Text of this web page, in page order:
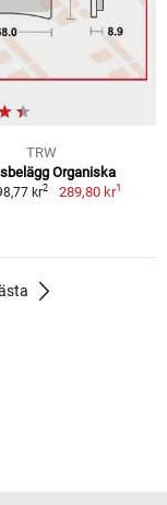
TRW
Organiska
kr2 289,80 kr1